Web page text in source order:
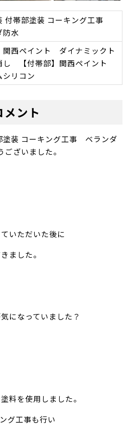
Next
付帯部塗装 コーキング工事
防水
関西ペイント ダイナミックト
し 【付帯部】関西ペイント
シリコン
ント
塗装 コーキング工事 ベランダ
ざいました。
いただいた後に
ました。
になっていました？
料を使用しました。
グ工事も行い